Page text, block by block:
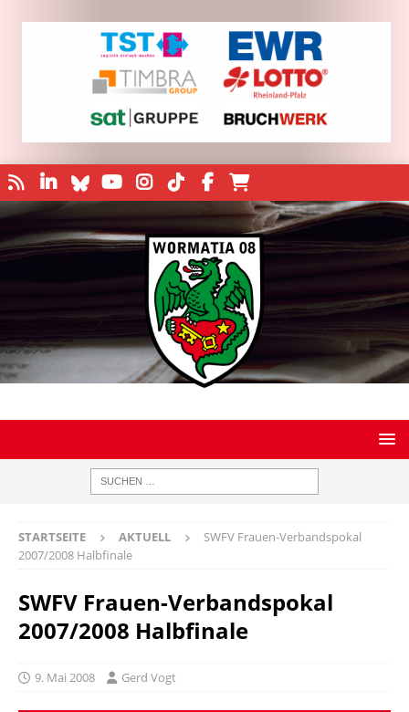
STARTSEITE AKTUELL
SWFV Frauen-Verbandspokal
2007/2008 Halbfinale
SWFV Frauen-Verbandspokal
2007/2008 Halbfinale
9. Mai 2008 Gerd Vogt